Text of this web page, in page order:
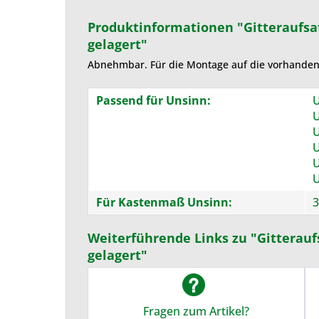
Produktinformationen
gelagert"
Abnehmbar. Für die Montage auf die
Passend für Unsinn:
Für Kastenmaß Unsinn:
Weiterführende Links zu
gelagert"
Fragen zum Artikel?